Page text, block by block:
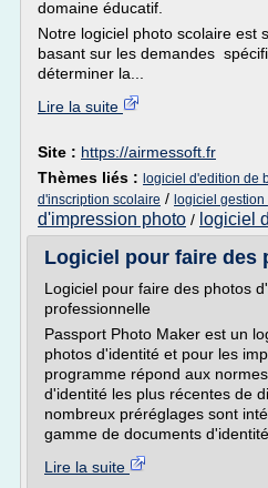
domaine éducatif.
Notre logiciel photo scolaire est
basant sur les demandes
déterminer la...
Lire la suite
Site : https://airmessoft.fr
Thèmes liés : logiciel d'edition de
d'inscription scolaire / logiciel gestion
d'impression photo / logiciel
Logiciel pour faire des
Logiciel pour faire des photos
professionnelle
Passport Photo Maker est un
photos d'identité et pour les
programme répond aux
d'identité les plus récentes de
nombreux préréglages sont
gamme de documents d'identité
Lire la suite